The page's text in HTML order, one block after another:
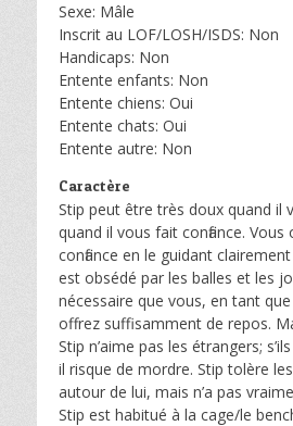
Sexe: Mâle
Inscrit au LOF/LOSH/ISDS: Non
Handicaps: Non
Entente enfants: Non
Entente chiens: Oui
Entente chats: Oui
Entente autre: Non
Caractère
Stip peut être très doux quand il
quand il vous fait confiance.
confiance en le guidant
est obsédé par les balles et les
nécessaire que vous, en tant
offrez suffisamment de repos.
Stip n’aime pas les étrangers;
il risque de mordre. Stip tolère
autour de lui, mais n’a pas
Stip est habitué à la cage/le